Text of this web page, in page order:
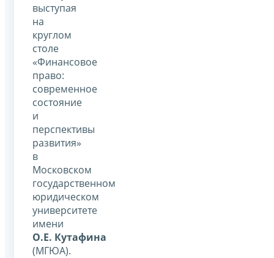
выступая
на
круглом
столе
«Финансовое
право:
современное
состояние
и
перспективы
развития»
в
Московском
государственном
юридическом
университете
имени
О.Е. Кутафина
(МГЮА).